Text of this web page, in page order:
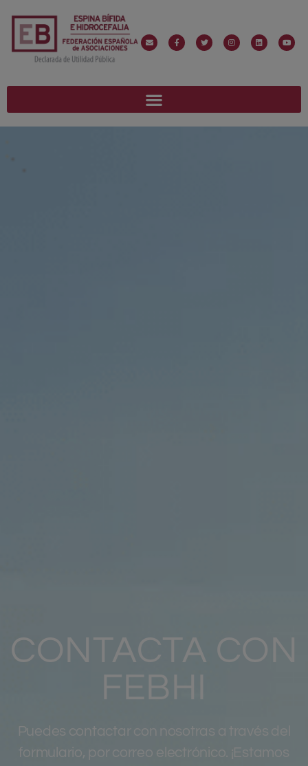
CONTACTA CON
FEBHI
Puedes contactar con nosotras a través del
formulario, por correo electrónico. ¡Estamos